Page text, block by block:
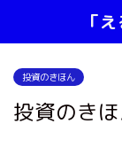
「
投資のきほん
投資のき